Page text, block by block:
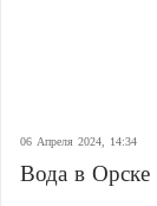
06 Апреля 2024, 14:34
Вода в Орске